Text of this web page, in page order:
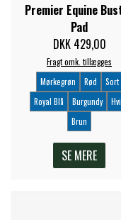
PREMIER
PREMIER
Premier Equine
Pad
DKK 429,00
Fragt omk. tillægges
Mørkegrøn
Rød
Sort
Royal Blå
Burgundy
Brun
SE MERE